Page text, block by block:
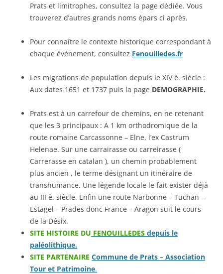
Prats et limitrophes, consultez la page dédiée. Vous
trouverez d’autres grands noms épars ci après.
Pour connaître le contexte historique correspondant à
chaque événement, consultez Fenouilledes.fr
Les migrations de population depuis le XIV è. siècle :
Aux dates 1651 et 1737 puis la page DEMOGRAPHIE.
Prats est à un carrefour de chemins, en ne retenant
que les 3 principaux : A 1 km orthodromique de la
route romaine Carcassonne – Elne, l’ex Castrum
Helenae. Sur une carrairasse ou carreirasse (
Carrerasse en catalan ), un chemin probablement
plus ancien , le terme désignant un itinéraire de
transhumance. Une légende locale le fait exister déjà
au III è. siècle. Enfin une route Narbonne – Tuchan –
Estagel – Prades donc France – Aragon suit le cours
de la Désix.
SITE HISTOIRE DU FENOUILLEDES depuis le
paléolithique.
SITE PARTENAIRE Commune de Prats – Association
Tour et Patrimoine.